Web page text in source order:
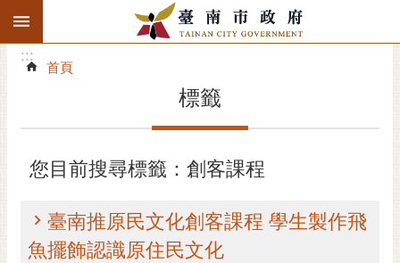
跳到主要內容區塊
搜
階
精彩府城
市府團隊
:::
:::
首頁
標籤
您目前搜尋標籤：創客課程
臺南推原民文化創客課程 學生製作飛
魚擺飾認識原住民文化